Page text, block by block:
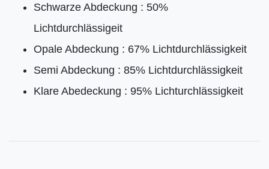
Schwarze Abdeckung : 50%
Lichtdurchlässigeit
Opale Abdeckung : 67% Lichtdurchlässigkeit
Semi Abdeckung : 85% Lichtdurchlässigkeit
Klare Abedeckung : 95% Lichturchlässigkeit